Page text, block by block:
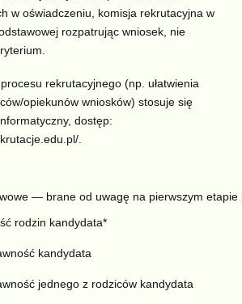
w oświadczeniu, komisja rekrutacyjna w
rozpatrując wniosek, nie
rekrutacyjnego (np. ułatwienia
opiekunów wniosków) stosuje się
dostęp:
.
— brane od uwagę na pierwszym
rodzin kandydata*
kandydata
jednego z rodziców kandydata